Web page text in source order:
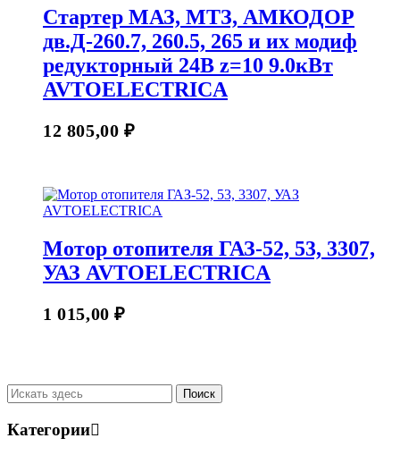
Стартер МАЗ, МТЗ, АМКОДОР
дв.Д-260.7, 260.5, 265 и их модиф
редукторный 24В z=10 9.0кВт
AVTOELECTRICA
12 805,00 ₽
Мотор отопителя ГАЗ-52, 53, 3307,
УАЗ AVTOELECTRICA
1 015,00₽
Категории